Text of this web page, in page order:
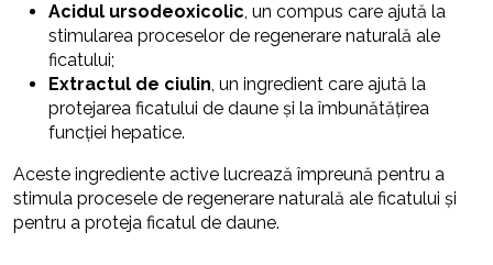
Acidul ursodeoxicolic, un compus care ajută la
stimularea proceselor de regenerare naturală ale
ficatului;
Extractul de ciulin, un ingredient care ajută la
protejarea ficatului de daune și la îmbunătățirea
funcției hepatice.
Aceste ingrediente active lucrează împreună pentru a
stimula procesele de regenerare naturală ale ficatului și
pentru a proteja ficatul de daune.